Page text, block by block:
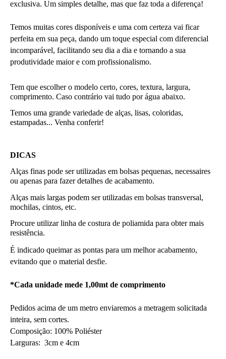
exclusiva. Um simples detalhe, mas que faz toda a diferença!
Temos muitas cores disponíveis e uma com certeza vai ficar
perfeita em sua peça, dando um toque especial com diferencial
incomparável, facilitando seu dia a dia e tornando a sua
produtividade maior e com profissionalismo.
Tem que escolher o modelo certo, cores, textura, largura,
comprimento. Caso contrário vai tudo por água abaixo.
Temos uma grande variedade de alças, lisas, coloridas,
estampadas... Venha conferir!
DICAS
Alças finas pode ser utilizadas em bolsas pequenas, necessaires
ou apenas para fazer detalhes de acabamento.
Alças mais largas podem ser utilizadas em bolsas transversal,
mochilas, cintos, etc.
Procure utilizar linha de costura de poliamida para obter mais
resistência.
É indicado queimar as pontas para um melhor acabamento,
evitando que o material desfie.
*Cada unidade mede 1,00mt de comprimento
Pedidos acima de um metro enviaremos a metragem solicitada
inteira, sem cortes.
Composição: 100% Poliéster
Larguras:  3cm e 4cm